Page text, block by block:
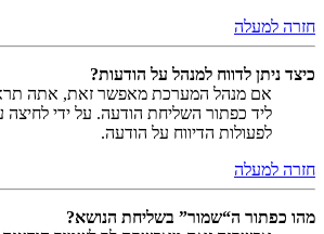
חזרה למעלה
כיצד ניתן לדווח למנהל על הודעות?
אם מנהל המערכת מאפשר זאת, אתה
ליד כפתור השליחת הודעה. על ידי
לפעולות הדיווח על הודעה.
חזרה למעלה
מהו כפתור ה“שמור” בשליחת הנושא?